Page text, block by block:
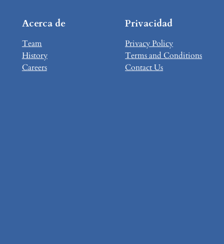
Acerca de
Team
History
Careers
Privacidad
Privacy Policy
Terms and Conditions
Contact Us